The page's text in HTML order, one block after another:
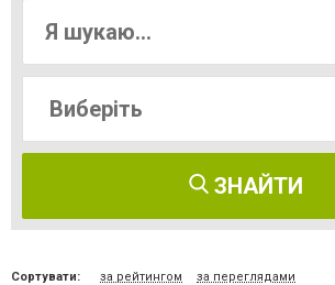
ЗНАЙТИ
Сортувати: за рейтингом за переглядами